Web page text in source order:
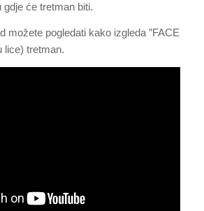
će tretman biti.
možete pogledati kako izgleda ”FACE
lice) tretman.